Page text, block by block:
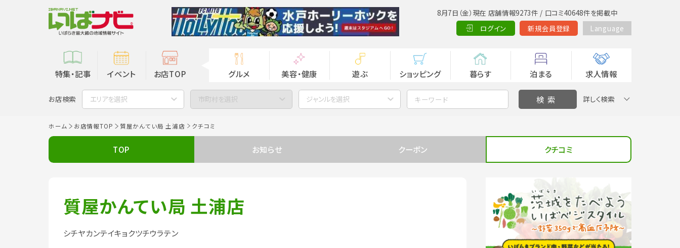
8月7日（金）現在 店舗情報9273件 / 口コミ40648件を掲載中
ログイン
新規会員登録 Language
特集・記事 イベント お店TOP グルメ 美容・健康 遊ぶ ショッピング 暮らす 泊まる 求人情報
お店検索 エリアを選択 市町村を選択 ジャンルを選択 詳しく検索
ホーム お店情報TOP 質屋かんてい局 土浦店 クチコミ
TOP お知らせ クーポン クチコミ
質屋かんてい局 土浦店
シチヤカンテイキョクツチウラテン